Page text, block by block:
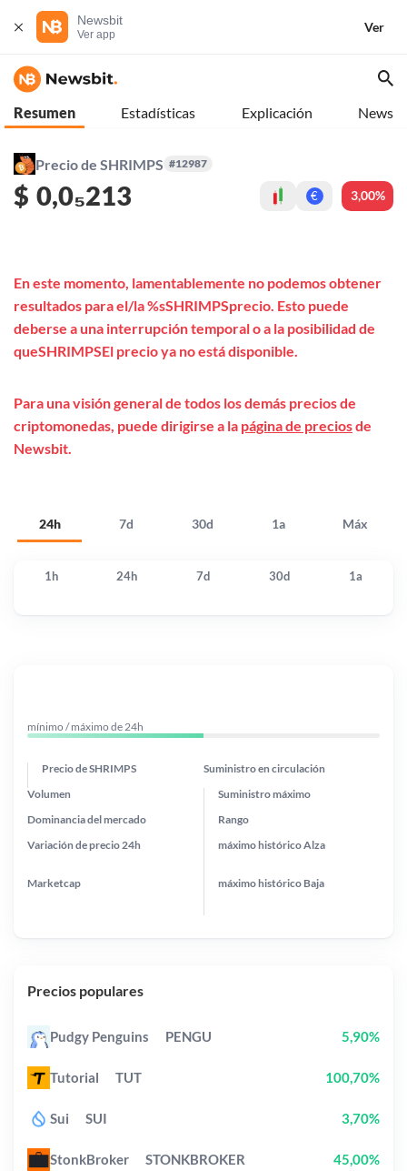
Newsbit
Ver app
Ver
Resumen Estadísticas Explicación News
Precio de SHRIMPS #12987
$ 0,0₅213 € 3,00%
24h 7d 30d 1a Máx
En este momento, lamentablemente no podemos obtener
resultados para el/la %sSHRIMPSprecio. Esto puede
deberse a una interrupción temporal o a la posibilidad de
queSHRIMPSEl precio ya no está disponible.
Para una visión general de todos los demás precios de
criptomonedas, puede dirigirse a la página de preciosde
Newsbit.
1h 24h 7d 30d 1a
mínimo / máximo de 24h
Precio de SHRIMPS Suministro en circulación
Variación de precio 24h
Suministro máximo
Dominancia del mercado
Marketcap
Volumen
Rango
máximo históricoAlza
máximo histórico Baja
Precios populares
Pudgy Penguins PENGU 5,90%
Tutorial TUT 100,70%
Sui SUI 3,70%
StonkBroker STONKBROKER 45,00%